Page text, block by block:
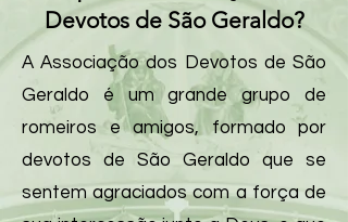
Devotos de São Geraldo?
A Associação dos Devotos de São
Geraldo é um grande grupo de
romeiros e amigos, formado por
devotos de São Geraldo que se
sentem agraciados com a força de